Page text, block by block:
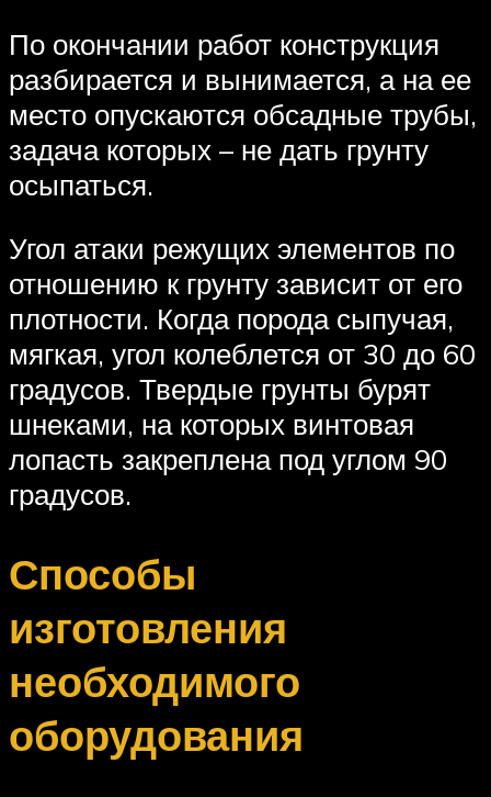
По окончании работ конструкция
разбирается и вынимается, а на ее
место опускаются обсадные трубы,
задача которых – не дать грунту
осыпаться.
Угол атаки режущих элементов по
отношению к грунту зависит от его
плотности. Когда порода сыпучая,
мягкая, угол колеблется от 30 до 60
градусов. Твердые грунты бурят
шнеками, на которых винтовая
лопасть закреплена под углом 90
градусов.
Способы
изготовления
необходимого
оборудования